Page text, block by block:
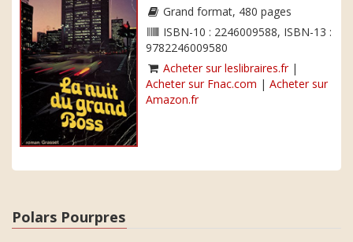
Grand format, 480 pages
ISBN-10 : 2246009588, ISBN-13 :
9782246009580
Acheter sur leslibraires.fr|
Acheter sur Fnac.com | Acheter sur
Amazon.fr
Polars Pourpres